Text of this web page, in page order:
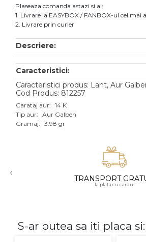
Accesorii
Aur alb
Aur roz
Aur mixt
18K
Plaseaza comanda astazi si ai:
1. Livrare la EASYBOX / FANBOX-ul cel mai
2. Livrare prin curier
Descriere:
Caracteristici:
Caracteristici produs: Lant, Aur
Cod Produs: 812257
Carataj aur: 14 K
Tip aur: Aur Galben
Gramaj: 3.98 gr
‹ TRANSPORT
la plata cu cardul
S-ar putea sa iti placa si: